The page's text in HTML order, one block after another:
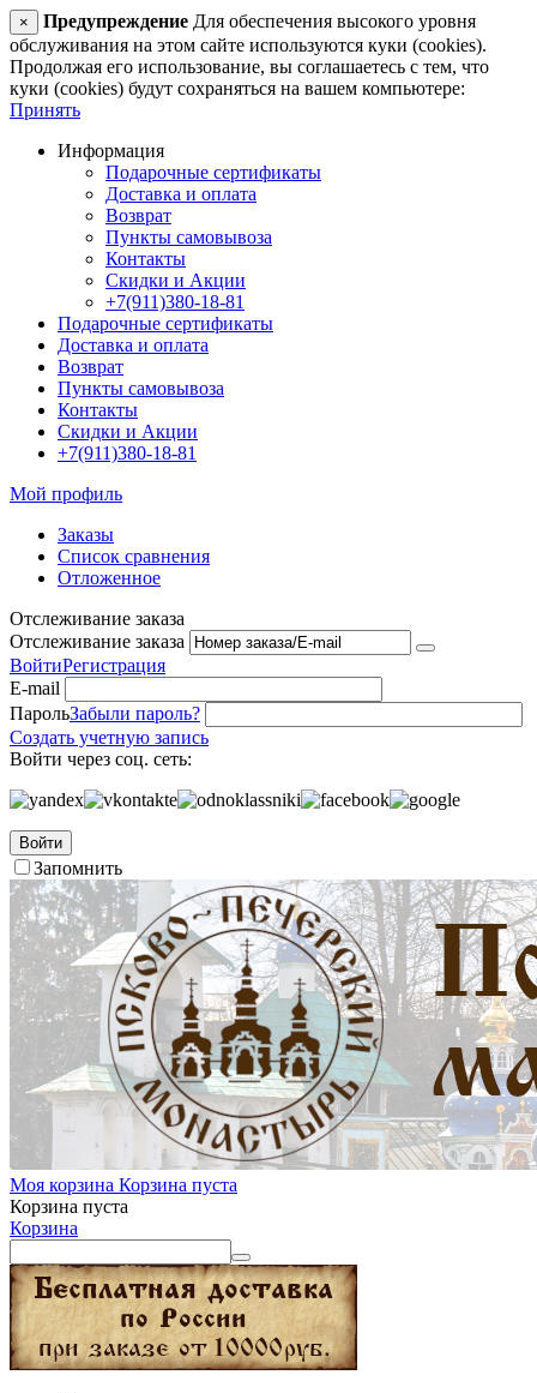
× Предупреждение Для обеспечения высокого уровня
обслуживания на этом сайте используются куки (cookies).
Продолжая его использование, вы соглашаетесь с тем, что
куки (cookies) будут сохраняться на вашем компьютере:
Принять
Информация
Подарочные сертификаты
Доставка и оплата
Возврат
Пункты самовывоза
Контакты
Скидки и Акции
+7(911)380-18-81
Подарочные сертификаты
Доставка и оплата
Возврат
Пункты самовывоза
Контакты
Скидки и Акции
+7(911)380-18-81
Мой профиль
Заказы
Список сравнения
Отложенное
Отслеживание заказа
Отслеживание заказа
ВойтиРегистрация
E-mail
ПарольЗабыли пароль?
Создать учетную запись
Войти через соц. сеть:
Войти
Запомнить
Моя корзина Корзина пуста
Корзина пуста
Корзина